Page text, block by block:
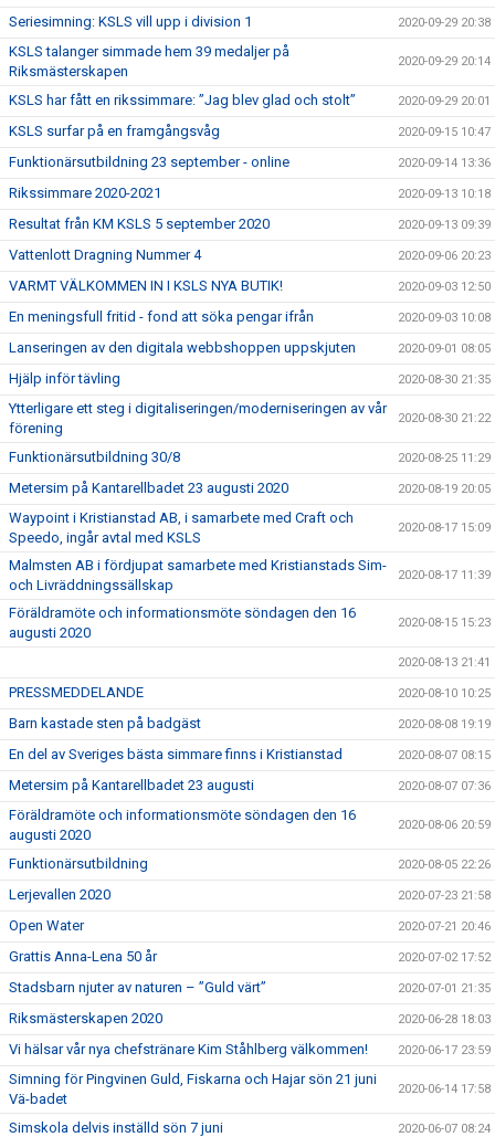
Seriesimning: KSLS vill upp i division 1 2020-09-29 20:38
KSLS talanger simmade hem 39 medaljer på
Riksmästerskapen
2020-09-29 20:14
KSLS har fått en rikssimmare: ”Jag blev glad och stolt” 2020-09-29 20:01
KSLS surfar på en framgångsvåg 2020-09-15 10:47
Funktionärsutbildning 23 september - online 2020-09-14 13:36
Rikssimmare 2020-2021 2020-09-13 10:18
Resultat från KM KSLS 5 september 2020 2020-09-13 09:39
Vattenlott Dragning Nummer 4 2020-09-06 20:23
VARMT VÄLKOMMEN IN I KSLS NYA BUTIK! 2020-09-03 12:50
En meningsfull fritid - fond att söka pengar ifrån 2020-09-03 10:08
Lanseringen av den digitala webbshoppen uppskjuten 2020-09-01 08:05
Hjälp inför tävling 2020-08-30 21:35
Ytterligare ett steg i digitaliseringen/moderniseringen av vår
förening
2020-08-30 21:22
Funktionärsutbildning 30/8 2020-08-25 11:29
Metersim på Kantarellbadet 23 augusti 2020 2020-08-19 20:05
Waypoint i Kristianstad AB, i samarbete med Craft och
Speedo, ingår avtal med KSLS
2020-08-17 15:09
Malmsten AB i fördjupat samarbete med Kristianstads Sim-
och Livräddningssällskap
2020-08-17 11:39
Föräldramöte och informationsmöte söndagen den 16
augusti 2020
2020-08-15 15:23
2020-08-13 21:41
PRESSMEDDELANDE 2020-08-10 10:25
Barn kastade sten på badgäst 2020-08-08 19:19
En del av Sveriges bästa simmare finns i Kristianstad 2020-08-07 08:15
Metersim på Kantarellbadet 23 augusti 2020-08-07 07:36
Föräldramöte och informationsmöte söndagen den 16
augusti 2020
2020-08-06 20:59
Funktionärsutbildning 2020-08-05 22:26
Lerjevallen 2020 2020-07-23 21:58
Open Water 2020-07-21 20:46
Grattis Anna-Lena 50 år 2020-07-02 17:52
Stadsbarn njuter av naturen – ”Guld värt” 2020-07-01 21:35
Riksmästerskapen 2020 2020-06-28 18:03
Vi hälsar vår nya chefstränare Kim Ståhlberg välkommen! 2020-06-17 23:59
Simning för Pingvinen Guld, Fiskarna och Hajar sön 21 juni
Vä-badet
2020-06-14 17:58
Simskola delvis inställd sön 7 juni 2020-06-07 08:24